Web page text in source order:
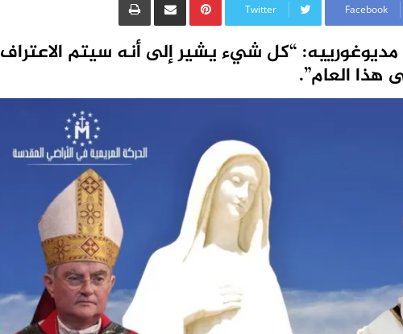
Facebook
Twitter
“كل شيء يشير إلى أنه سيتم الاعتراف
هذا العام”.